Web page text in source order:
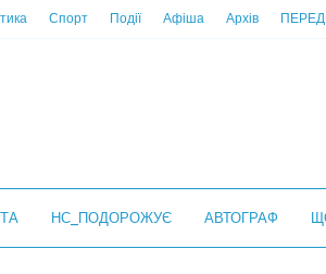
Спорт Події Афіша Архів
НС_ПОДОРОЖУЄ АВТОГРАФ